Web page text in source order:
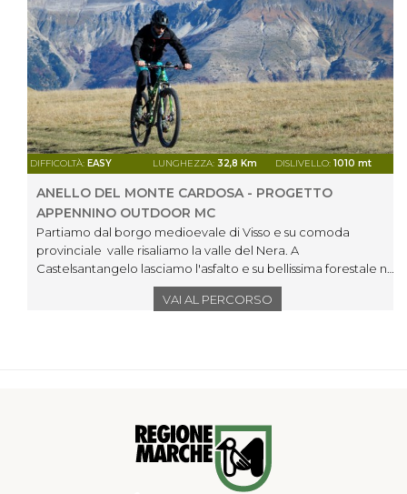
DIFFICOLTÀ: EASY LUNGHEZZA: 32,8 Km DISLIVELLO: 1010 mt
ANELLO DEL MONTE CARDOSA - PROGETTO
APPENNINO OUTDOOR MC
Partiamo dal borgo medioevale di Visso e su comoda
provinciale valle risaliamo la valle del Nera. A
Castelsantangelo lasciamo l'asfalto e su bellissima forestale nel
bosco risaliamo la selvaggia valle di Rapegna fino alle pendici
del Monte Cardosa. Bellissimi sono i panorami sull'intera
VAI AL PERCORSO